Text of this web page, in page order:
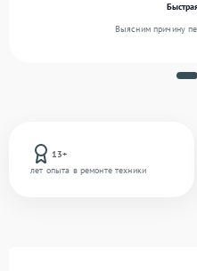
13+
лет опыта в ремонте техники
Выясним причину